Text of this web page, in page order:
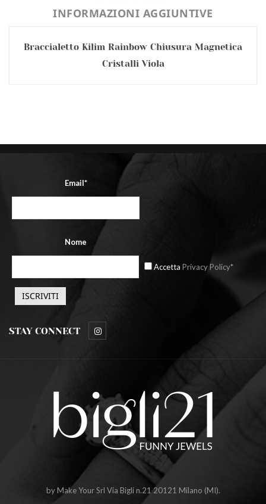
INFORMAZIONI AGGIUNTIVE
Braccialetto Kilim Rainbow Chiusura Magnetica
Cristalli Viola
Email*
Nome
Accetta Privacy Policy*
STAY CONNECT
by Make Your Srl Via Bigli n.21 20121 Milano (MI).